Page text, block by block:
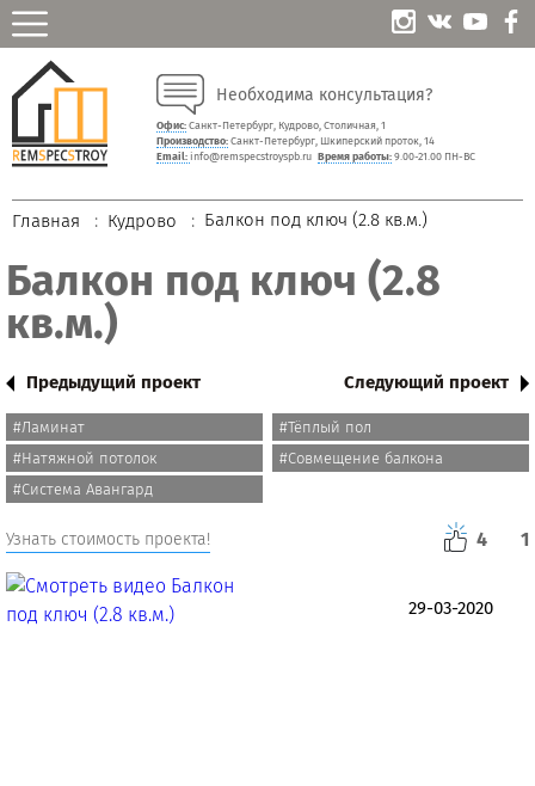
Необходима консультация?
Офис:Санкт-Петербург, Кудрово, Столичная, 1
Производство:Санкт-Петербург, Шкиперский проток, 14
Email: info@remspecstroyspb.ru Время работы:9.00-21.00 ПН-ВС
Главная Кудрово Балкон под ключ (2.8 кв.м.)
Балкон под ключ (2.8
кв.м.)
Предыдущий проект Следующий проект
#Ламинат
#Тёплый пол
#Натяжной потолок
#Совмещение балкона
#Система Авангард
Узнать стоимость проекта! 4 1
29-03-2020